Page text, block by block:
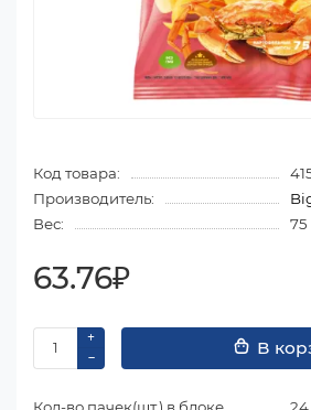
Код товара:
Производитель:
Вес:
75
63.76₽
В
Кол-во пачек(шт.) в блоке
24